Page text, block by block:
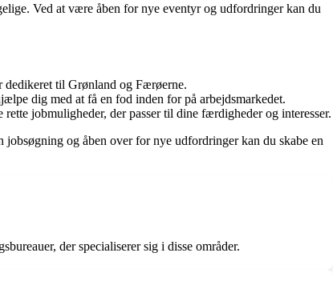
Ved at være åben for nye eventyr og udfordringer kan du
dedikeret til Grønland og Færøerne.
dig med at få en fod inden for på arbejdsmarkedet.
jobmuligheder, der passer til dine færdigheder og interesser.
og åben over for nye udfordringer kan du skabe en
der specialiserer sig i disse områder.